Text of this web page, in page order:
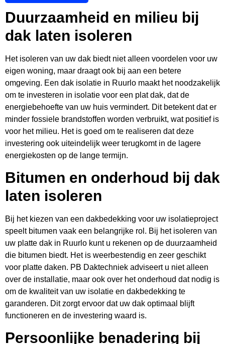
Duurzaamheid en milieu bij
dak laten isoleren
Het isoleren van uw dak biedt niet alleen voordelen voor uw
eigen woning, maar draagt ook bij aan een betere
omgeving. Een dak isolatie in Ruurlo maakt het noodzakelijk
om te investeren in isolatie voor een plat dak, dat de
energiebehoefte van uw huis vermindert. Dit betekent dat er
minder fossiele brandstoffen worden verbruikt, wat positief is
voor het milieu. Het is goed om te realiseren dat deze
investering ook uiteindelijk weer terugkomt in de lagere
energiekosten op de lange termijn.
Bitumen en onderhoud bij dak
laten isoleren
Bij het kiezen van een dakbedekking voor uw isolatieproject
speelt bitumen vaak een belangrijke rol. Bij het isoleren van
uw platte dak in Ruurlo kunt u rekenen op de duurzaamheid
die bitumen biedt. Het is weerbestendig en zeer geschikt
voor platte daken. PB Daktechniek adviseert u niet alleen
over de installatie, maar ook over het onderhoud dat nodig is
om de kwaliteit van uw isolatie en dakbedekking te
garanderen. Dit zorgt ervoor dat uw dak optimaal blijft
functioneren en de investering waard is.
Persoonlijke benadering bij